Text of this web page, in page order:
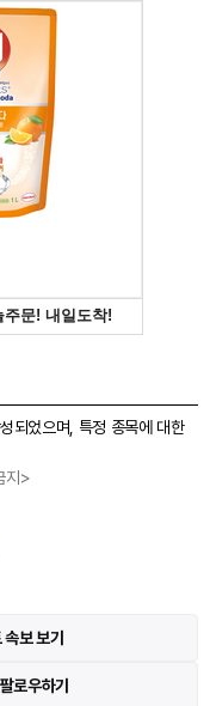
되었으며, 특정 종목에 대한
지>
보 보기
로우하기